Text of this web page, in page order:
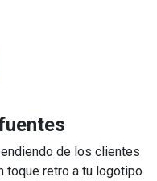
de los clientes
toque retro a tu logotipo